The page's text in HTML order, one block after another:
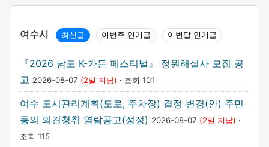
여수시 최신글 이번주 인기글 이번달 인기글
『2026 남도 K-가든 페스티벌』 정원해설사 모집 공
고 2026-08-07 (2일 지남) · 조회 101
여수 도시관리계획(도로, 주차장) 결정 변경(안) 주민
등의 의견청취 열람공고(정정) 2026-08-07 (2일 지남) ·
조회 115